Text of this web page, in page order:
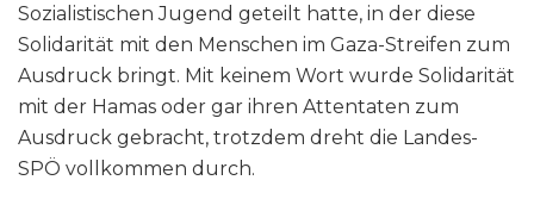
Sozialistischen Jugend geteilt hatte, in der diese
Solidarität mit den Menschen im Gaza-Streifen zum
Ausdruck bringt. Mit keinem Wort wurde Solidarität
mit der Hamas oder gar ihren Attentaten zum
Ausdruck gebracht, trotzdem dreht die Landes-
SPÖ vollkommen durch.